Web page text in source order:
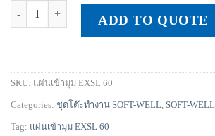
แผ่นเข้ามุม EXSL 60 quantity
ADD TO QUOTE
SKU: แผ่นเข้ามุม EXSL 60
Categories: ชุดโต๊ะทำงาน SOFT-WELL SOFT-WELL
Tag: แผ่นเข้ามุม EXSL 60